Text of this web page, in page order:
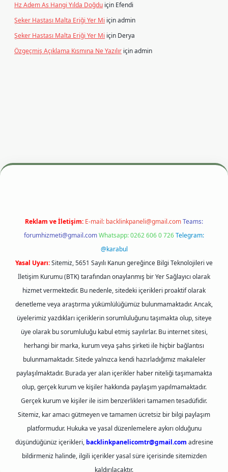
Hz Adem As Hangi Yılda Doğdu için Efendi
Şeker Hastası Malta Eriği Yer Mi içinadmin
Şeker Hastası Malta Eriği Yer Mi için Derya
Özgeçmiş Açıklama Kısmına Ne Yazılır içinadmin
betexper.xyzm elexbet
Reklam ve İletişim: E-mail: backlinkpaneli@gmail.comTeams:
forumhizmeti@gmail.comWhatsapp: 0262 606 0 726Telegram:
@karabul
Yasal Uyarı:Sitemiz, 5651 Sayılı Kanun gereğince Bilgi Teknolojileri ve
İletişim Kurumu (BTK) tarafından onaylanmış bir Yer Sağlayıcı olarak
hizmet vermektedir. Bu nedenle, sitedeki içerikleri proaktif olarak
denetleme veya araştırma yükümlülüğümüz bulunmamaktadır. Ancak,
üyelerimiz yazdıkları içeriklerin sorumluluğunu taşımakta olup, siteye
üye olarak bu sorumluluğu kabul etmiş sayılırlar. Bu internet sitesi,
herhangi bir marka, kurum veya şahıs şirketi ile hiçbir bağlantısı
bulunmamaktadır. Sitede yalnızca kendi hazırladığımız makaleler
paylaşılmaktadır. Burada yer alan içerikler haber niteliği taşımamakta
olup, gerçek kurum ve kişiler hakkında paylaşım yapılmamaktadır.
Gerçek kurum ve kişiler ile isim benzerlikleri tamamen tesadüfidir.
Sitemiz, kar amacı gütmeyen ve tamamen ücretsiz bir bilgi paylaşım
platformudur. Hukuka ve yasal düzenlemelere aykırı olduğunu
düşündüğünüz içerikleri, backlinkpanelicomtr@gmail.com adresine
bildirmeniz halinde, ilgili içerikler yasal süre içerisinde sitemizden
kaldırılacaktır.